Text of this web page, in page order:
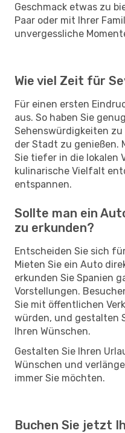
Geschmack etwas zu
Paar oder mit Ihrer
unvergessliche
Wie viel Zeit für
Für einen ersten
aus. So haben Sie
Sehenswürdigkeiten
der Stadt zu genießen.
Sie tiefer in die lokalen
kulinarische Vielfalt
entspannen.
Sollte man ein
zu erkunden?
Entscheiden Sie sich
Mieten Sie ein Auto
erkunden Sie Spanien
Vorstellungen.
Sie mit öffentlichen
würden, und gestalten
Ihren Wünschen.
Gestalten Sie Ihren
Wünschen und
immer Sie möchten.
Buchen Sie jetzt